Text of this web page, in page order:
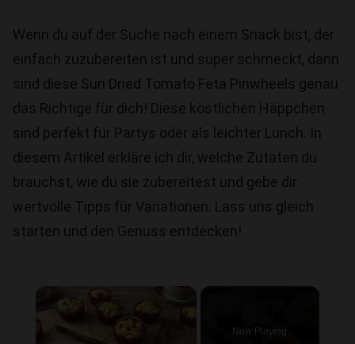
Wenn du auf der Suche nach einem Snack bist, der
einfach zuzubereiten ist und super schmeckt, dann
sind diese Sun Dried Tomato Feta Pinwheels genau
das Richtige für dich! Diese köstlichen Häppchen
sind perfekt für Partys oder als leichter Lunch. In
diesem Artikel erkläre ich dir, welche Zutaten du
brauchst, wie du sie zubereitest und gebe dir
wertvolle Tipps für Variationen. Lass uns gleich
starten und den Genuss entdecken!
×
Now Playing